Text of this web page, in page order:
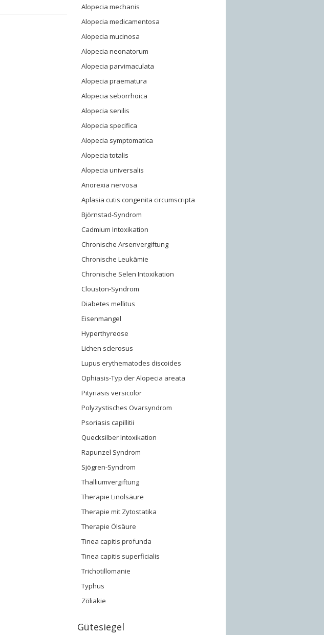
Alopecia mechanis
Alopecia medicamentosa
Alopecia mucinosa
Alopecia neonatorum
Alopecia parvimaculata
Alopecia praematura
Alopecia seborrhoica
Alopecia senilis
Alopecia specifica
Alopecia symptomatica
Alopecia totalis
Alopecia universalis
Anorexia nervosa
Aplasia cutis congenita circumscripta
Björnstad-Syndrom
Cadmium Intoxikation
Chronische Arsenvergiftung
Chronische Leukämie
Chronische Selen Intoxikation
Clouston-Syndrom
Diabetes mellitus
Eisenmangel
Hyperthyreose
Lichen sclerosus
Lupus erythematodes discoides
Ophiasis-Typ der Alopecia areata
Pityriasis versicolor
Polyzystisches Ovarsyndrom
Psoriasis capillitii
Quecksilber Intoxikation
Rapunzel Syndrom
Sjögren-Syndrom
Thalliumvergiftung
Therapie Linolsäure
Therapie mit Zytostatika
Therapie Ölsäure
Tinea capitis profunda
Tinea capitis superficialis
Trichotillomanie
Typhus
Zöliakie
Gütesiegel